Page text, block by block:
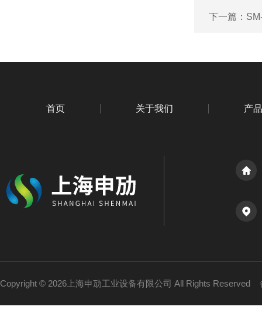
下一篇：
首页 关于我们 产
Copyright © 2026上海申劢工业设备有限公司 All Rights Reserved